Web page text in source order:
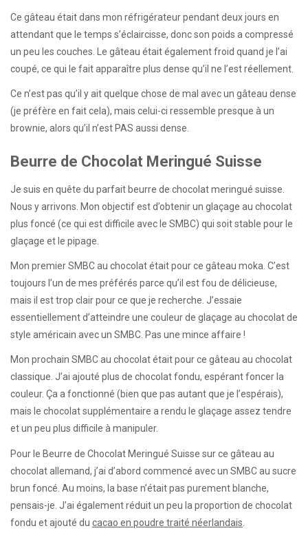
Ce gâteau était dans mon réfrigérateur pendant deux jours en
attendant que le temps s’éclaircisse, donc son poids a compressé
un peu les couches. Le gâteau était également froid quand je l’ai
coupé, ce qui le fait apparaître plus dense qu’il ne l’est réellement.
Ce n’est pas qu’il y ait quelque chose de mal avec un gâteau dense
(je préfère en fait cela), mais celui-ci ressemble presque à un
brownie, alors qu’il n’est PAS aussi dense.
Beurre de Chocolat Meringué Suisse
Je suis en quête du parfait beurre de chocolat meringué suisse.
Nous y arrivons. Mon objectif est d’obtenir un glaçage au chocolat
plus foncé (ce qui est difficile avec le SMBC) qui soit stable pour le
glaçage et le pipage.
Mon premier SMBC au chocolat était pour ce gâteau moka. C’est
toujours l’un de mes préférés parce qu’il est fou de délicieuse,
mais il est trop clair pour ce que je recherche. J’essaie
essentiellement d’atteindre une couleur de glaçage au chocolat de
style américain avec un SMBC. Pas une mince affaire !
Mon prochain SMBC au chocolat était pour ce gâteau au chocolat
classique. J’ai ajouté plus de chocolat fondu, espérant foncer la
couleur. Ça a fonctionné (bien que pas autant que je l’espérais),
mais le chocolat supplémentaire a rendu le glaçage assez tendre
et un peu plus difficile à manipuler.
Pour le Beurre de Chocolat Meringué Suisse sur ce gâteau au
chocolat allemand, j’ai d’abord commencé avec un SMBC au sucre
brun foncé. Au moins, la base n’était pas purement blanche,
pensais-je. J’ai également réduit un peu la proportion de chocolat
fondu et ajouté du cacao en poudre traité néerlandais